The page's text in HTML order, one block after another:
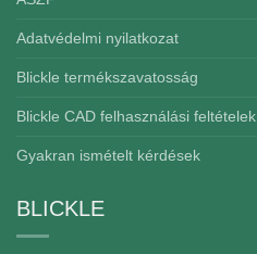
Adatvédelmi nyilatkozat
Blickle termékszavatosság
Blickle CAD felhasználási feltételek
Gyakran ismételt kérdések
BLICKLE